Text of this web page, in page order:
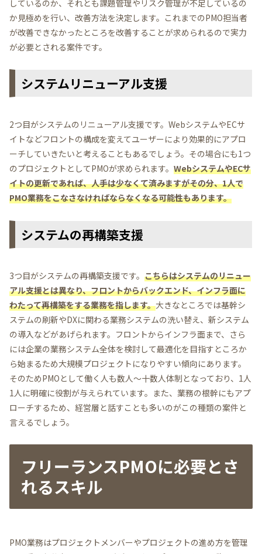
しているのか、それとも課題管理やリスク管理が不足しているの
か見極めを行い、改善方法を決定します。これまでのPMO担当者
が改善できなかったところを改善することが求められるので実力
が必要とされる案件です。
システムリニューアル支援
2つ目がシステムのリニューアル支援です。WebシステムやECサ
イトなどフロントの構成を変えてユーザーにより効果的にアプロ
ーチしていきたいと考えることもあるでしょう。その場合にも1つ
のプロジェクトとしてPMOが求められます。 WebシステムやECサ
イトの更新であれば、人手は少なくて済みますがその分、1人で
PMO業務をこなさなければならなくなる可能性もあります。
システムの再構築支援
3つ目がシステムの再構築支援です。 こちらはシステムのリニュー
アル支援とは異なり、フロントからバックエンド、インフラ面に
わたって再構築をする業務を指します。大きなところでは基幹シ
ステムの刷新やDXに関わる業務システムの洗い替え、新システム
の導入などがあげられます。フロントからインフラ面まで、さら
には企業の業務システム全体を検討して最適化を目指すところか
ら始まるため大規模プロジェクトになりやすい傾向にあります。
そのためPMOとして働く人も数人～十数人体制となっており、1人
1人に明確に役割が与えられています。また、業務の根幹にもアプ
ローチするため、経営層と話すことも多いのがこの種類の案件と
言えるでしょう。
フリーランスPMOに必要とさ
れるスキル
PMO業務はプロジェクトメンバーやプロジェクトの進め方を管理